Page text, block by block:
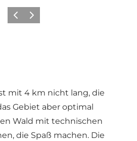
Vorherige Folie
Nächste Folie
mit 4 km nicht lang, die
Gebiet aber optimal
Wald mit technischen
die Spaß machen. Die